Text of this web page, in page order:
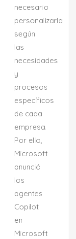
necesario
personalizarla
según
las
necesidades
y
procesos
específicos
de cada
empresa.
Por ello,
Microsoft
anunció
los
agentes
Copilot
en
Microsoft